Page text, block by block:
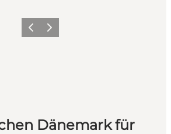
ZurückWeiter
Dänemark für